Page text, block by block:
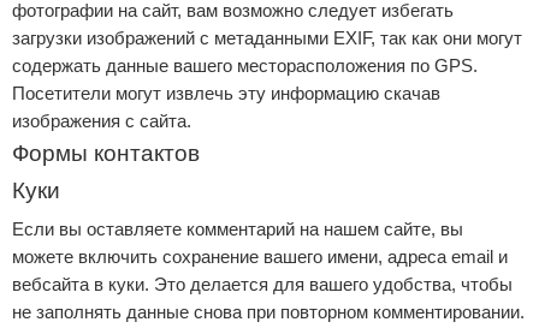
фотографии на сайт, вам возможно следует избегать
загрузки изображений с метаданными EXIF, так как они могут
содержать данные вашего месторасположения по GPS.
Посетители могут извлечь эту информацию скачав
изображения с сайта.
Формы контактов
Куки
Если вы оставляете комментарий на нашем сайте, вы
можете включить сохранение вашего имени, адреса email и
вебсайта в куки. Это делается для вашего удобства, чтобы
не заполнять данные снова при повторном комментировании.